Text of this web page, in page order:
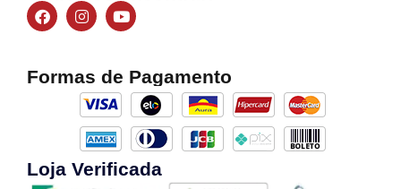
Formas de Pagamento
Loja Verificada